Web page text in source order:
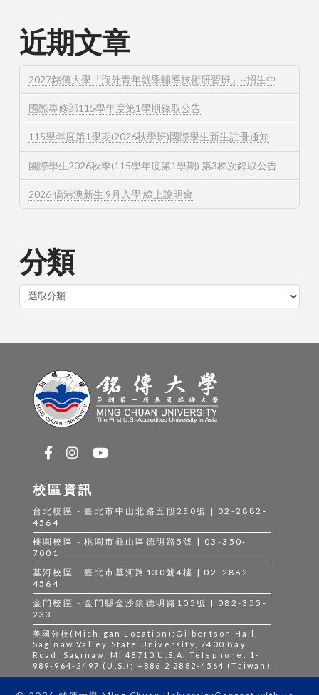
近期文章
2027銘傳大學「海外青年就學輔導技術研習班」~招生中
國際專修部115學年度第1學期錄取公告
115學年度第1學期(2026秋季班)國際學生新生註冊通知
國際學生2026秋季(115學年度第1學期) 第3梯次錄取公告
2026 僑港澳新生 9月入學 線上說明會
分類
類
校區資訊
台北校區 - 臺北市中山北路五段250號 | 02-2882-
4564
桃園校區 - 桃園市龜山區德明路5號 | 03-350-
7001
基河校區 - 臺北市基河路130號4樓 | 02-2882-
4564
金門校區 - 金門縣金沙鎮德明路105號 | 082-355-
233
美國分校(Michigan Location):Gilbertson Hall,
Saginaw Valley State University, 7400 Bay
Road, Saginaw, MI 48710 U.S.A. Telephone: 1-
989-964-2497 (U.S.); +886 2 2882-4564 (Taiwan)